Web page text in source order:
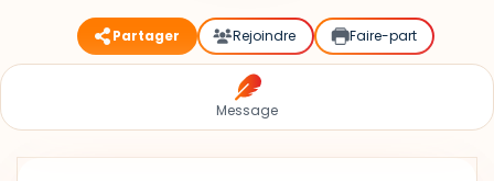
Partager Rejoindre Faire-part
Message